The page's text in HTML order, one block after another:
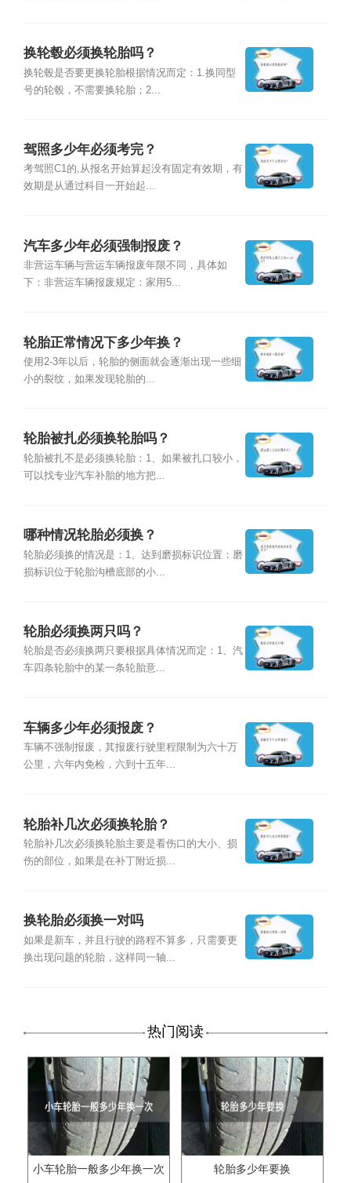
换轮毂必须换轮胎吗？
换轮毂是否要更换轮胎根据情况而定：1.换同型
号的轮毂，不需要换轮胎；2...
驾照多少年必须考完？
考驾照C1的,从报名开始算起没有固定有效期，有
效期是从通过科目一开始起...
汽车多少年必须强制报废？
非营运车辆与营运车辆报废年限不同，具体如
下：非营运车辆报废规定：家用5...
轮胎正常情况下多少年换？
使用2-3年以后，轮胎的侧面就会逐渐出现一些细
小的裂纹，如果发现轮胎的...
轮胎被扎必须换轮胎吗？
轮胎被扎不是必须换轮胎：1、如果被扎口较小，
可以找专业汽车补胎的地方把...
哪种情况轮胎必须换？
轮胎必须换的情况是：1、达到磨损标识位置：磨
损标识位于轮胎沟槽底部的小...
轮胎必须换两只吗？
轮胎是否必须换两只要根据具体情况而定：1、汽
车四条轮胎中的某一条轮胎意...
车辆多少年必须报废？
车辆不强制报废，其报废行驶里程限制为六十万
公里，六年内免检，六到十五年...
轮胎补几次必须换轮胎？
轮胎补几次必须换轮胎主要是看伤口的大小、损
伤的部位，如果是在补丁附近损...
换轮胎必须换一对吗
如果是新车，并且行驶的路程不算多，只需要更
换出现问题的轮胎，这样同一轴...
热门阅读
小车轮胎一般多少年换一次 轮胎多少年要换